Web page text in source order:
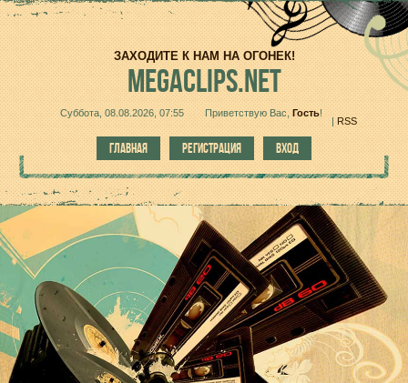
ЗАХОДИТЕ К НАМ НА ОГОНЕК!
MEGACLIPS.NET
Суббота, 08.08.2026, 07:55 Приветствую Вас Гость!
|RSS
ГЛАВНАЯ РЕГИСТРАЦИЯ ВХОД